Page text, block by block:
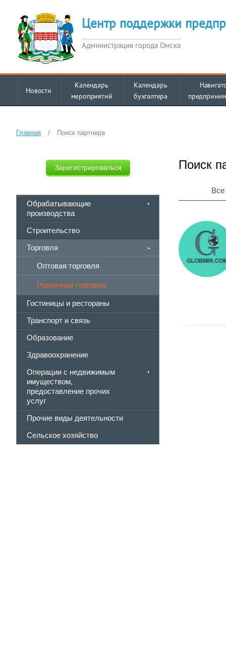
Центр поддержки
Администрация города Омска
Новости
Календарь
мероприятий
Календарь
бухгалтера
Главная / Поиск партнера
Зарегистрироваться
Обрабатывающие
производства
Строительство
Торговля
Оптовая торговля
Розничная торговля
Гостиницы и рестораны
Транспорт и связь
Образование
Здравоохранение
Операции с недвижимым
имуществом,
предоставление прочих
услуг
Прочие виды деятельности
Сельское хозяйство
Поиск
Все